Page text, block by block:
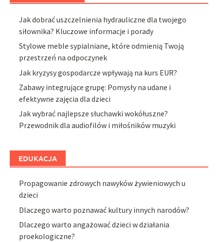
Jak dobrać uszczelnienia hydrauliczne dla twojego
siłownika? Kluczowe informacje i porady
Stylowe meble sypialniane, które odmienią Twoją
przestrzeń na odpoczynek
Jak kryzysy gospodarcze wpływają na kurs EUR?
Zabawy integrujące grupę: Pomysły na udane i
efektywne zajęcia dla dzieci
Jak wybrać najlepsze słuchawki wokółuszne?
Przewodnik dla audiofilów i miłośników muzyki
EDUKACJA
Propagowanie zdrowych nawyków żywieniowych u
dzieci
Dlaczego warto poznawać kultury innych narodów?
Dlaczego warto angażować dzieci w działania
proekologiczne?